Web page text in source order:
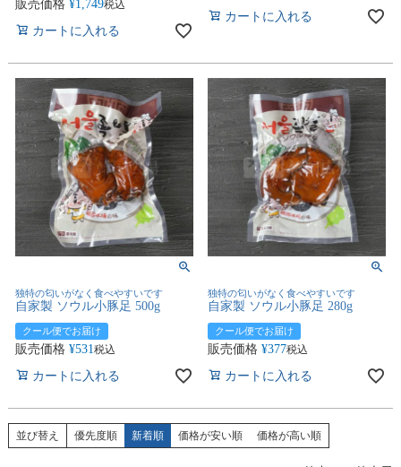
販売価格 ¥1,749税込
カートに入れる
カートに入れる
独特の匂いがなく食べやすいです
自家製 ソウル小豚足 500g
クール便でお届け
販売価格 ¥531 税込
カートに入れる
独特の匂いがなく食べやすいです
自家製 ソウル小豚足 280g
クール便でお届け
販売価格 ¥377税込
カートに入れる
並び替え 優先度順 新着順 価格が安い順 価格が高い順